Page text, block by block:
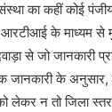
का कहीं कोई
के माध्यम से
से जो जानकारी
जानकारी के
न तो जिला